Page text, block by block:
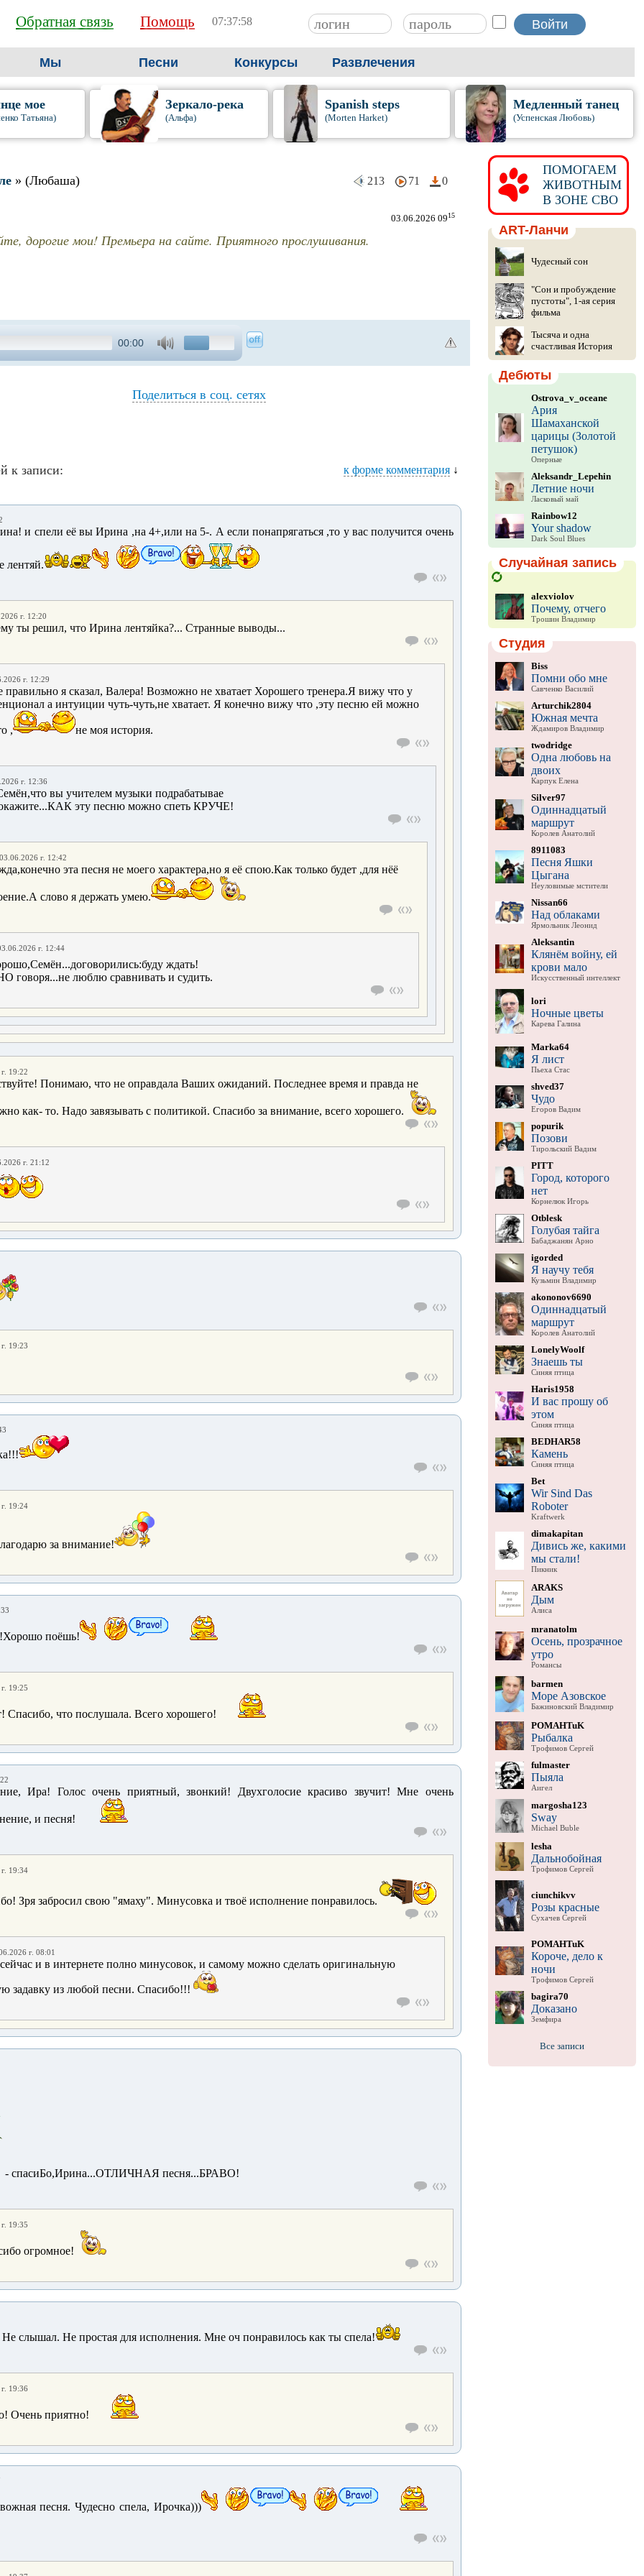
Обратная связь Помощь 07:37:59
Мы Песни Конкурсы Развлечения
мое
Татьяна)
Зеркало-река
(Альфа)
Spanish steps
(Morten Harket)
Медленный танец
(Успенская Любовь)
» (Любаша) 213 71 0
03.06.2026 0915
дорогие мои! Премьера на сайте. Приятного прослушивания.
00:00
Поделиться в соц. сетях
к записи: к форме комментария ↓
и спели её вы Ирина ,на 4+,или на 5-. А если понапрягаться ,то у вас получится очень
лентяй.
г. 12:20
ты решил, что Ирина лентяйка?... Странные выводы...
г. 12:29
правильно я сказал, Валера! Возможно не хватает Хорошего тренера.Я вижу что у
а интуиции чуть-чуть,не хватает. Я конечно вижу что ,эту песню ей можно
, не моя история.
г. 12:36
вы учителем музыки подрабатывае
эту песню можно спеть КРУЧЕ!
г. 12:42
эта песня не моего характера,но я её спою.Как только будет ,для нёё
слово я держать умею.
г. 12:44
ждать!
говоря...не люблю сравнивать и судить.
19:22
Понимаю, что не оправдала Ваших ожиданий. Последнее время и правда не
как- то. Надо завязывать с политикой. Спасибо за внимание, всего хорошего.
г. 21:12
19:23
19:24
за внимание!
поёшь!
19:25
Спасибо, что послушала. Всего хорошего!
Ира! Голос очень приятный, звонкий! Двухголосие красиво звучит! Мне очень
и песня!
19:34
Зря забросил свою "ямаху". Минусовка и твоё исполнение понравилось.
г. 08:01
и в интернете полно минусовок, и самому можно сделать оригинальную
задавку из любой песни. Спасибо!!!
- спасиБо,Ирина...ОТЛИЧНАЯ песня...БРАВО!
19:35
огромное!
слышал. Не простая для исполнения. Мне оч понравилось как ты спела!
19:36
Очень приятно!
песня. Чудесно спела, Ирочка)))
ПОМОГАЕМ
ЖИВОТНЫМ
В ЗОНЕ СВО
ART-Ланчи
Чудесный сон
"Сон и пробуждение
пустоты", 1-ая серия
фильма
Тысяча и одна
счастливая История
Дебюты
Ostrova_v_oceane
Ария
Шамаханской
царицы (Золотой
петушок)
Оперные
Aleksandr_Lepehin
Летние ночи
Ласковый май
Rainbow12
Your shadow
Dark Soul Blues
Случайная запись
alexviolov
Почему, отчего
Трошин Владимир
Студия
Biss
Помни обо мне
Савченко Василий
Arturchik2804
Южная мечта
Ждамиров Владимир
twodridge
Одна любовь на
двоих
Карпук Елена
Silver97
Одиннадцатый
маршрут
Королев Анатолий
8911083
Песня Яшки
Цыгана
Неуловимые мстители
Nissan66
Над облаками
Ярмольник Леонид
Aleksantin
Клянём войну, ей
крови мало
Искусственный интеллект
lori
Ночные цветы
Карева Галина
Marka64
Я лист
Пьеха Стас
shved37
Чудо
Егоров Вадим
popurik
Позови
Тирольский Вадим
PITT
Город, которого
нет
Корнелюк Игорь
Otblesk
Голубая тайга
Бабаджанян Арно
igorded
Я научу тебя
Кузьмин Владимир
akononov6690
Одиннадцатый
маршрут
Королев Анатолий
LonelyWoolf
Знаешь ты
Синяя птица
Haris1958
И вас прошу об
этом
Синяя птица
BEDHAR58
Камень
Синяя птица
Bet
Wir Sind Das
Roboter
Kraftwerk
dimakapitan
Дивись же, какими
мы стали!
Пикник
ARAKS
Дым
Алиса
mranatolm
Осень, прозрачное
утро
Романсы
barmen
Море Азовское
Бажиновский Владимир
POMAHTuK
Рыбалка
Трофимов Сергей
fulmaster
Пыяла
Аигел
margosha123
Sway
Michael Buble
lesha
Дальнобойная
Трофимов Сергей
ciunchikvv
Розы красные
Сухачев Сергей
POMAHTuK
Короче, дело к
ночи
Трофимов Сергей
bagira70
Доказано
Земфира
Все записи